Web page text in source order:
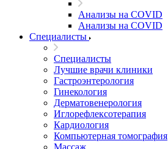
Анализы на COVID
Анализы на COVID
Специалисты
Специалисты
Лучшие врачи клиники
Гастроэнтерология
Гинекология
Дерматовенерология
Иглорефлексотерапия
Кардиология
Компьютерная томография
Массаж